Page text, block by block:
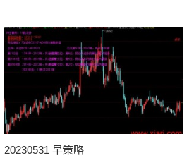
20230531 早策略